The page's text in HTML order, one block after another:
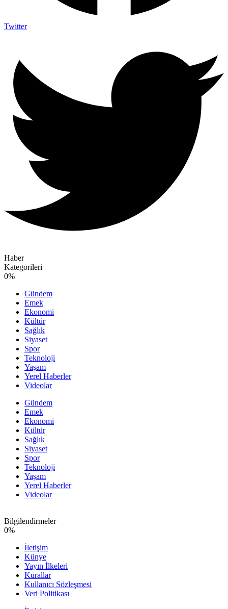
Twitter
Haber
Kategorileri
0%
Gündem
Emek
Ekonomi
Kültür
Sağlık
Siyaset
Spor
Teknoloji
Yaşam
Yerel Haberler
Videolar
Gündem
Emek
Ekonomi
Kültür
Sağlık
Siyaset
Spor
Teknoloji
Yaşam
Yerel Haberler
Videolar
Bilgilendirmeler
0%
İletişim
Künye
Yayın İlkeleri
Kurallar
Kullanıcı Sözleşmesi
Veri Politikası